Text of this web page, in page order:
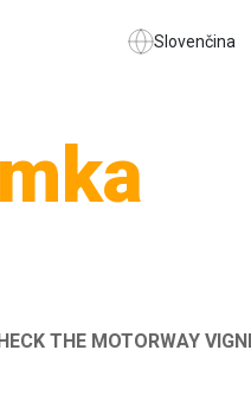
Slovenčina
THE MOTORWAY